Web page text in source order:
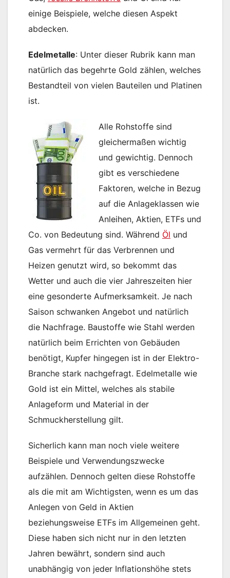
einige Beispiele, welche diesen Aspekt
abdecken.
Edelmetalle: Unter dieser Rubrik kann man
natürlich das begehrte Gold zählen, welches
Bestandteil von vielen Bauteilen und Platinen
ist.
Alle Rohstoffe sind
gleichermaßen wichtig
und gewichtig. Dennoch
gibt es verschiedene
Faktoren, welche in Bezug
auf die Anlageklassen wie
Anleihen, Aktien, ETFs und
Co. von Bedeutung sind. Während Öl und
Gas vermehrt für das Verbrennen und
Heizen genutzt wird, so bekommt das
Wetter und auch die vier Jahreszeiten hier
eine gesonderte Aufmerksamkeit. Je nach
Saison schwanken Angebot und natürlich
die Nachfrage. Baustoffe wie Stahl werden
natürlich beim Errichten von Gebäuden
benötigt, Kupfer hingegen ist in der Elektro-
Branche stark nachgefragt. Edelmetalle wie
Gold ist ein Mittel, welches als stabile
Anlageform und Material in der
Schmuckherstellung gilt.
Sicherlich kann man noch viele weitere
Beispiele und Verwendungszwecke
aufzählen. Dennoch gelten diese Rohstoffe
als die mit am Wichtigsten, wenn es um das
Anlegen von Geld in Aktien
beziehungsweise ETFs im Allgemeinen geht.
Diese haben sich nicht nur in den letzten
Jahren bewährt, sondern sind auch
unabhängig von jeder Inflationshöhe stets